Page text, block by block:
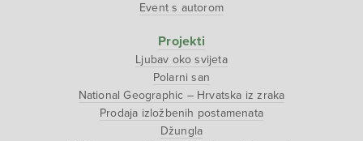
Event s autorom
Projekti
Ljubav oko svijeta
Polarni san
National Geographic – Hrvatska iz zraka
Prodaja izložbenih postamenata
Džungla